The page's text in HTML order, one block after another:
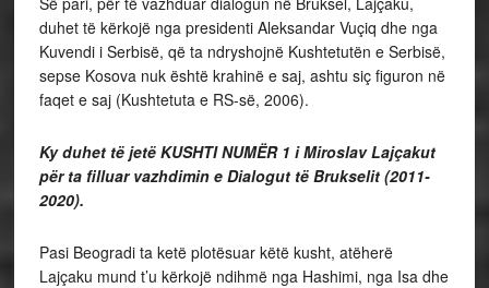
duhet të kërkojë nga presidenti Aleksandar Vuçiq dhe nga
Kuvendi i Serbisë, që ta ndryshojnë Kushtetutën e Serbisë,
sepse Kosova nuk është krahinë e saj, ashtu siç figuron në
faqet e saj (Kushtetuta e RS-së, 2006).
Ky duhet të jetë KUSHTI NUMËR 1 i Miroslav Lajçakut
për ta filluar vazhdimin e Dialogut të Brukselit (2011-
2020).
Pasi Beogradi ta ketë plotësuar këtë kusht, atëherë
Lajçaku mund t’u kërkojë ndihmë nga Hashimi, nga Isa dhe